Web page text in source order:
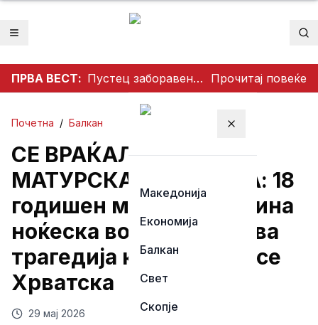
Отвори мени
ПРВА ВЕСТ: Пустец заборавен од инвестициите – Жителите бараат подобри патишта Прочитај повеќе
Затвори мени
Македонија
Економија
Балкан
Свет
Скопје
Почетна / Балкан
СЕ ВРАЌАЛЕ ОД
МАТУРСКА ПРОСЛАВА: 18
годишен матурант загина
ноќеска во незамислива
трагедија која ја потресе
Хрватска
29 мај 2026